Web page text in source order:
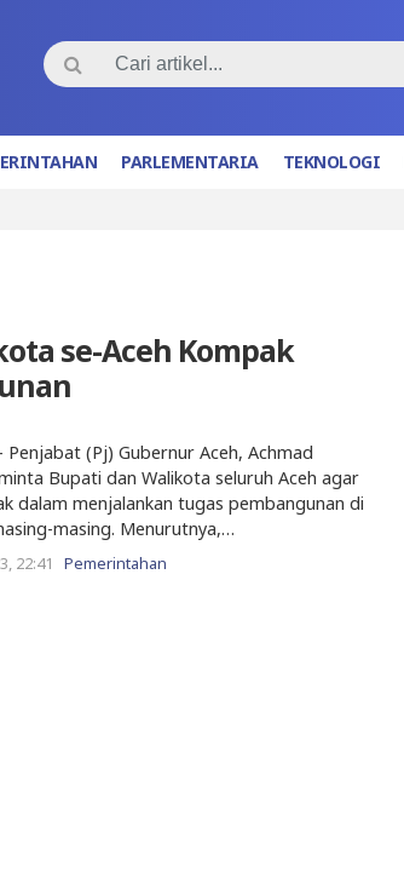
PARLEMENTARIA TEKNOLOGI
se-Aceh Kompak
Penjabat (Pj) Gubernur Aceh, Achmad
Bupati dan Walikota seluruh Aceh agar
dalam menjalankan tugas pembangunan di
masing. Menurutnya,…
22:41 Pemerintahan